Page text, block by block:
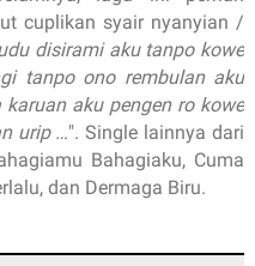
cuplikan syair nyanyian /
disirami aku tanpo kowe
tanpo ono rembulan aku
aku pengen ro kowe
urip …". Single lainnya dari
Bahagiaku, Cuma
dan Dermaga Biru.